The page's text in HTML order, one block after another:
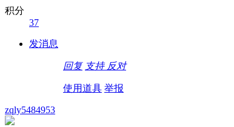
积分
37
发消息
回复 支持 反对
使用道具 举报
zqly5484953